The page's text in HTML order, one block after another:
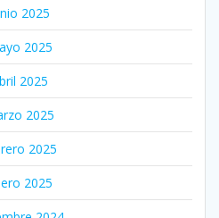
2025
2025
2025
2025
2025
2025